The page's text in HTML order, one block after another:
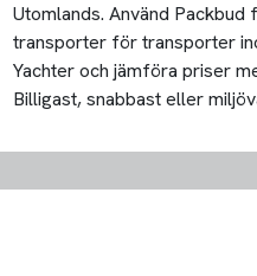
Utomlands. Använd
transporter för transporter
Yachter och jämföra priser
Billigast, snabbast eller